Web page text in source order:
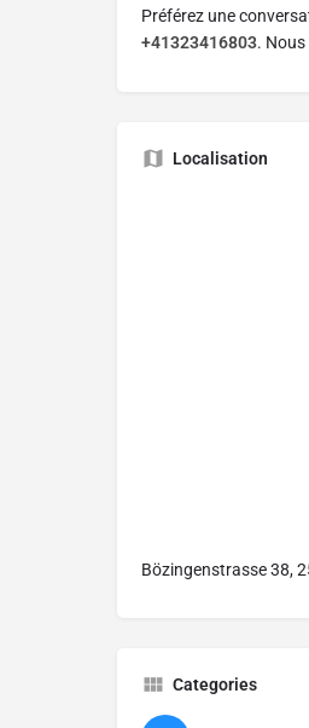
Préférez une
+41323416803.
Localisation
Bözingenstrasse 38,
Categories